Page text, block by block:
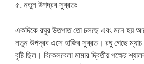
৫. নতুন উপদ্রব সুব্রতঃ
একদিকে রঘুর উতপাত তো চলছে এবং মনে হয়
নতুন উপদ্রব এসে হাজির সুব্রত। রঘু গেছে
বৃষ্টি ছিল। বিকেলবেলা মামার দ্বিতীয় পক্ষের